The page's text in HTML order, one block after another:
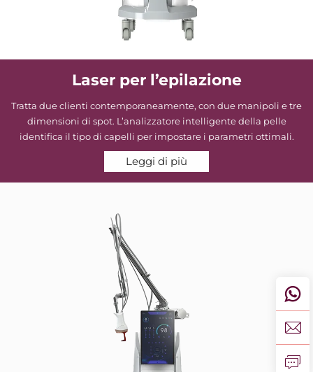
Laser per l’epilazione
Tratta due clienti contemporaneamente, con due manipoli e tre
dimensioni di spot. L’analizzatore intelligente della pelle
identifica il tipo di capelli per impostare i parametri ottimali.
Leggi di più